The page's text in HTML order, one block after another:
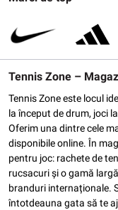
Tennis Zone –
Tennis Zone este locul
la început de drum, joci
Oferim una dintre cele
disponibile online. În
pentru joc: rachete de
rucsacuri și o gamă
branduri internaționale.
întotdeauna gata să te